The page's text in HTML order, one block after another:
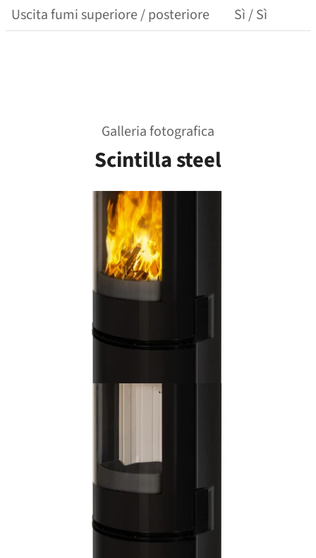
Uscita fumi superiore / posteriore Sì / Sì
Galleria fotografica
Scintilla steel